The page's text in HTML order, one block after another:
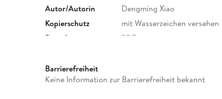
Autor/Autorin
Dengming Xiao
Kopierschutz
mit Wasserzeichen versehen
Dateiformat
PDF
Barrierefreiheit
Keine Information zur Barrierefreiheit bekannt